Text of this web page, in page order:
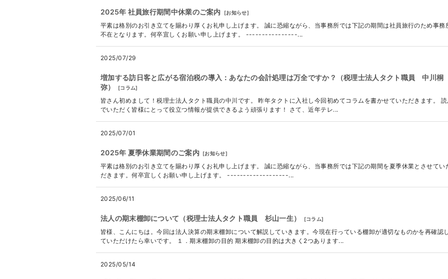
2025年 社員旅行期間中休業のご案内 [お知らせ]
平素は格別のお引き立てを賜わり厚くお礼申し上げます。 誠に恐縮ながら、当事務所では下記の期間は社員旅行のため事務
不在となります。何卒宜しくお願い申し上げます。 ----------------...
2025/07/29
増加する訪日客と広がる宿泊税の導入：あなたの会計処理は万全ですか？（税理士法人タクト職員 中川桐
弥）
[コラム]
皆さん初めまして！税理士法人タクト職員の中川です。 昨年タクトに入社し今回初めてコラムを書かせていただきます。 読
でいただく皆様にとって役立つ情報が提供できるよう頑張ります！ さて、近年テレ...
2025/07/01
2025年 夏季休業期間のご案内 [お知らせ]
平素は格別のお引き立てを賜わり厚くお礼申し上げます。 誠に恐縮ながら、当事務所では下記の期間を夏季休業とさせてい
だきます。何卒宜しくお願い申し上げます。 -------------------...
2025/06/11
法人の期末棚卸について（税理士法人タクト職員 杉山一生） [コラム]
皆様、こんにちは。今回は法人決算の期末棚卸について解説していきます。今現在行っている棚卸が適切なものかを再確認し
ていただけたら幸いです。 １．期末棚卸の目的 期末棚卸の目的は大きく2つあります...
2025/05/14